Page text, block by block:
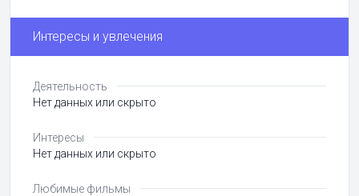
Интересы и увлечения
Деятельность
Нет данных или скрыто
Интересы
Нет данных или скрыто
Любимые фильмы